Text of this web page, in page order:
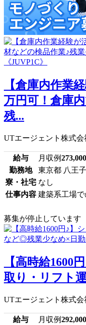
【倉庫内作業
万円可！倉庫
残...
UTエージェント株式会
給与 月収例273,000
勤務地
東京都 八王
寮・社宅 なし
仕事内容 建築系工場
募集が停止しています
【高時給1600
取り・リフト
UTエージェント株式会
給与 月収例292,000